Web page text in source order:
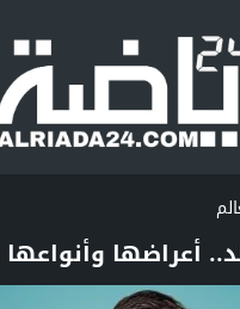
أعراضها وأنواعها